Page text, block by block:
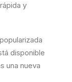
y
disponible
una nueva